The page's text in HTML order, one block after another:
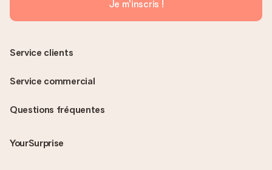
Je m'inscris !
Questions fréquentes
YourSurprise
Service clients
Service commercial